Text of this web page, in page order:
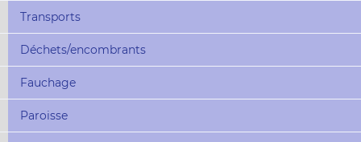
Transports
Déchets/encombrants
Fauchage
Paroisse